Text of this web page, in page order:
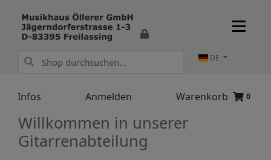
Infos Anmelden Warenkorb 0
DE
Willkommen in unserer
Gitarrenabteilung